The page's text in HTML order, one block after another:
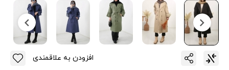
افزودن به علاقمندی